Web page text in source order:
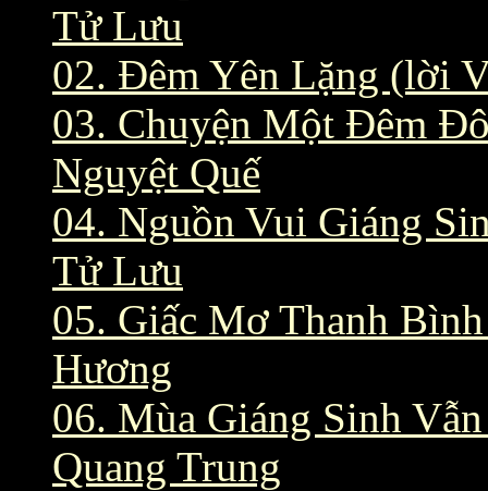
Tử Lưu
02. Đêm Yên Lặng (lời
03. Chuyện Một Đêm
Nguyệt Quế
04. Nguồn Vui Giáng
Tử Lưu
05. Giấc Mơ Thanh
Hương
06. Mùa Giáng Sinh
Quang Trung